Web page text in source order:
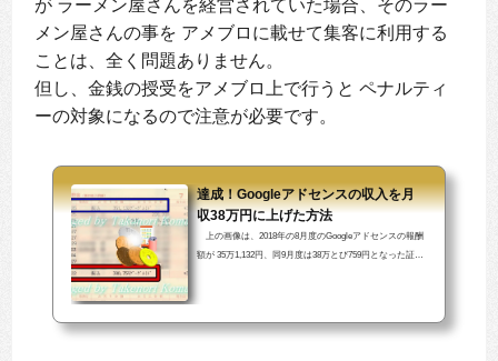
が ラーメン屋さんを経営されていた場合、そのラー
メン屋さんの事を アメブロに載せて集客に利用する
ことは、全く問題ありません。
但し、金銭の授受をアメブロ上で行うと ペナルティ
ーの対象になるので注意が必要です。
達成！Googleアドセンスの収入を月
収38万円に上げた方法
上の画像は、2018年の8月度のGoogleアドセンスの報酬
額が 35万1,132円、同9月度は38万とび759円となった証拠
ヶ月で月収10万円 2. アドセンスブログで報酬額を伸ば